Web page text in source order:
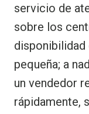
servicio de
sobre los
disponibilidad
pequeña; a
un vendedor
rápidamente,